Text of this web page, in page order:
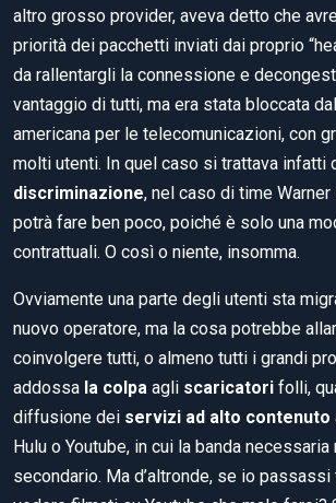
altro grosso provider, aveva detto che
priorità dei pacchetti inviati dai proprio
da rallentargli la connessione e
vantaggio di tutti, ma era stata bloccata
americana per le telecomunicazioni, con
molti utenti. In quel caso si trattava infatti
discriminazione, nel caso di time
potrà fare ben poco, poiché è solo una
contrattuali. O così o niente, insomma.
Ovviamente una parte degli utenti sta
nuovo operatore, ma la cosa potrebbe
coinvolgere tutti, o almeno tutti i grandi
addossa la colpa agli scaricatori folli,
diffusione dei servizi ad alto contenuto
Hulu o Youtube, in cui la banda
secondario. Ma d’altronde, se io